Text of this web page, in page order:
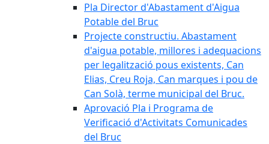
Pla Director d'Abastament d'Aigua
Potable del Bruc
Projecte constructiu. Abastament
d'aigua potable, millores i adequacions
per legalització pous existents, Can
Elias, Creu Roja, Can marques i pou de
Can Solà, terme municipal del Bruc.
Aprovació Pla i Programa de
Verificació d'Activitats Comunicades
del Bruc